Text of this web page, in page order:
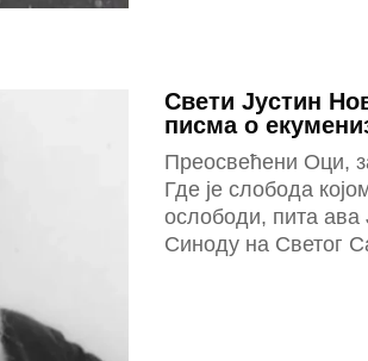
Свети Јустин
писма о
Преосвећени Оци,
Где је слобода
ослободи, пита
Синоду на Светог